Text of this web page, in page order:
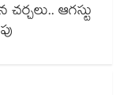
ఆగస్టు